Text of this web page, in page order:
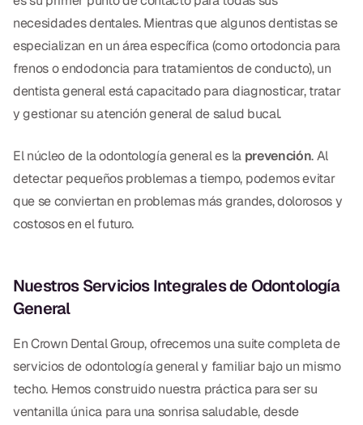
CBCT
Impresiones Digitales
Radiografía Digital
ORTODONCIA
Invisalign
Ortodoncia
Dr. Jared Gibbons
Dr. Hassan Haidar
Dr. Christian Bastien
Dr. Allen Newman
necesidades dentales. Mientras que algunos dentistas se
especializan en un área específica (como ortodoncia para
frenos o endodoncia para tratamientos de conducto), un
dentista general está capacitado para diagnosticar, tratar
y gestionar su atención general de salud bucal.
El núcleo de la odontología general es la prevención. Al
detectar pequeños problemas a tiempo, podemos evitar
que se conviertan en problemas más grandes, dolorosos y
costosos en el futuro.
Nuestros Servicios Integrales de Odontología
General
En Crown Dental Group, ofrecemos una suite completa de
servicios de odontología general y familiar bajo un mismo
techo. Hemos construido nuestra práctica para ser su
ventanilla única para una sonrisa saludable, desde